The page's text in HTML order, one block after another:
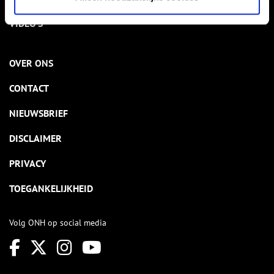
VIDEO’S
OVER ONS
CONTACT
NIEUWSBRIEF
DISCLAIMER
PRIVACY
TOEGANKELIJKHEID
Volg ONH op social media